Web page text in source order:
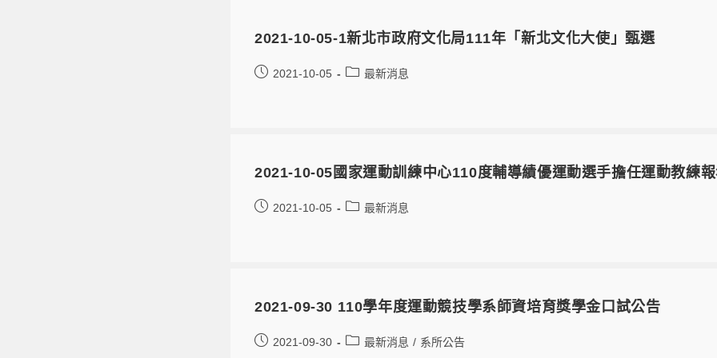
2021-10-05-1新北市政府文化局111年「新北文化大使」甄選
2021-10-05 最新消息
2021-10-05國家運動訓練中心110度輔導績優運動選手擔任運動教練
2021-10-05 最新消息
2021-09-30 110學年度運動競技學系師資培育獎學金口試公告
2021-09-30 最新消息 / 系所公告